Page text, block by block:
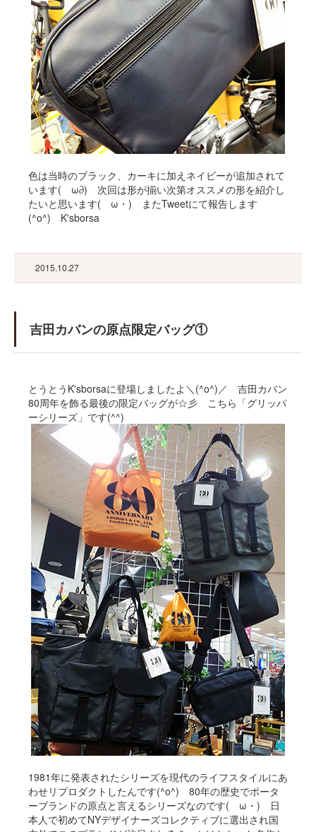
色は当時のブラック、カーキに加えネイビーが追加されて
います(ゝω∂) 次回は形が揃い次第オススメの形を紹介し
たいと思います(ゝω・) またTweetにて報告します
(^o^) K'sborsa
2015.10.27
吉田カバンの原点限定バッグ①
とうとうK'sborsaに登場しましたよ＼(^o^)／ 吉田カバン
80周年を飾る最後の限定バッグが☆彡 こちら「グリッパ
ーシリーズ」です(^^)
1981年に発表されたシリーズを現代のライフスタイルにあ
わせリプロダクトしたんです(^o^) 80年の歴史でポータ
ーブランドの原点と言えるシリーズなのです(ゝω・) 日
本人で初めてNYデザイナーズコレクティブに選出され国